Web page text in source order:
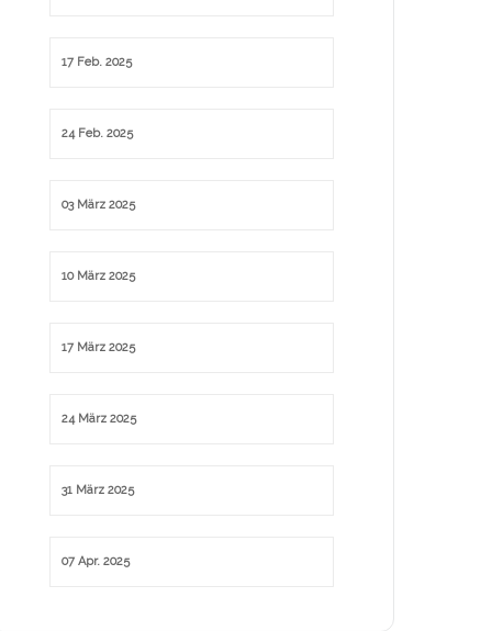
17 Feb. 2025
24 Feb. 2025
03 März 2025
10 März 2025
17 März 2025
24 März 2025
31 März 2025
07 Apr. 2025